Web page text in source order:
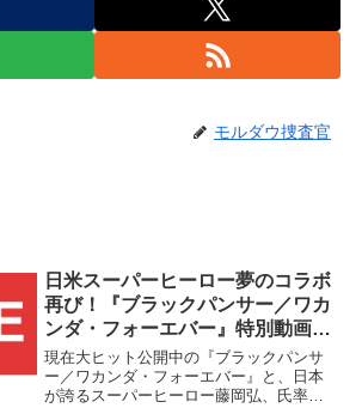
モルダウ捜査官
日米スーパーヒーロー夢のコラボ
再び！『ブラックパンサー／ワカ
ンダ・フォーエバー』特別動画
”藤岡弘、探検隊 ワカンダ王国を
目指せ！”公開！！
現在大ヒット公開中の『ブラックパンサ
ー／ワカンダ・フォーエバー』と、日本
が誇るスーパーヒーロー藤岡弘、氏率い